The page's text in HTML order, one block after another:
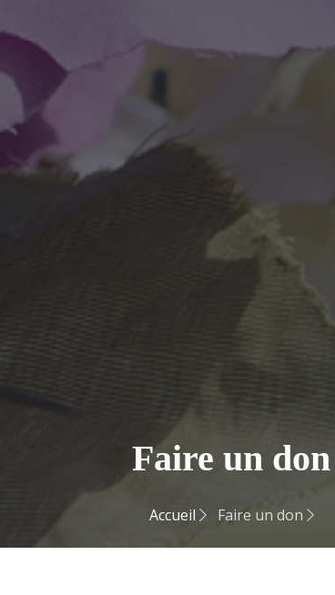
Faire un don
Accueil Faire un don